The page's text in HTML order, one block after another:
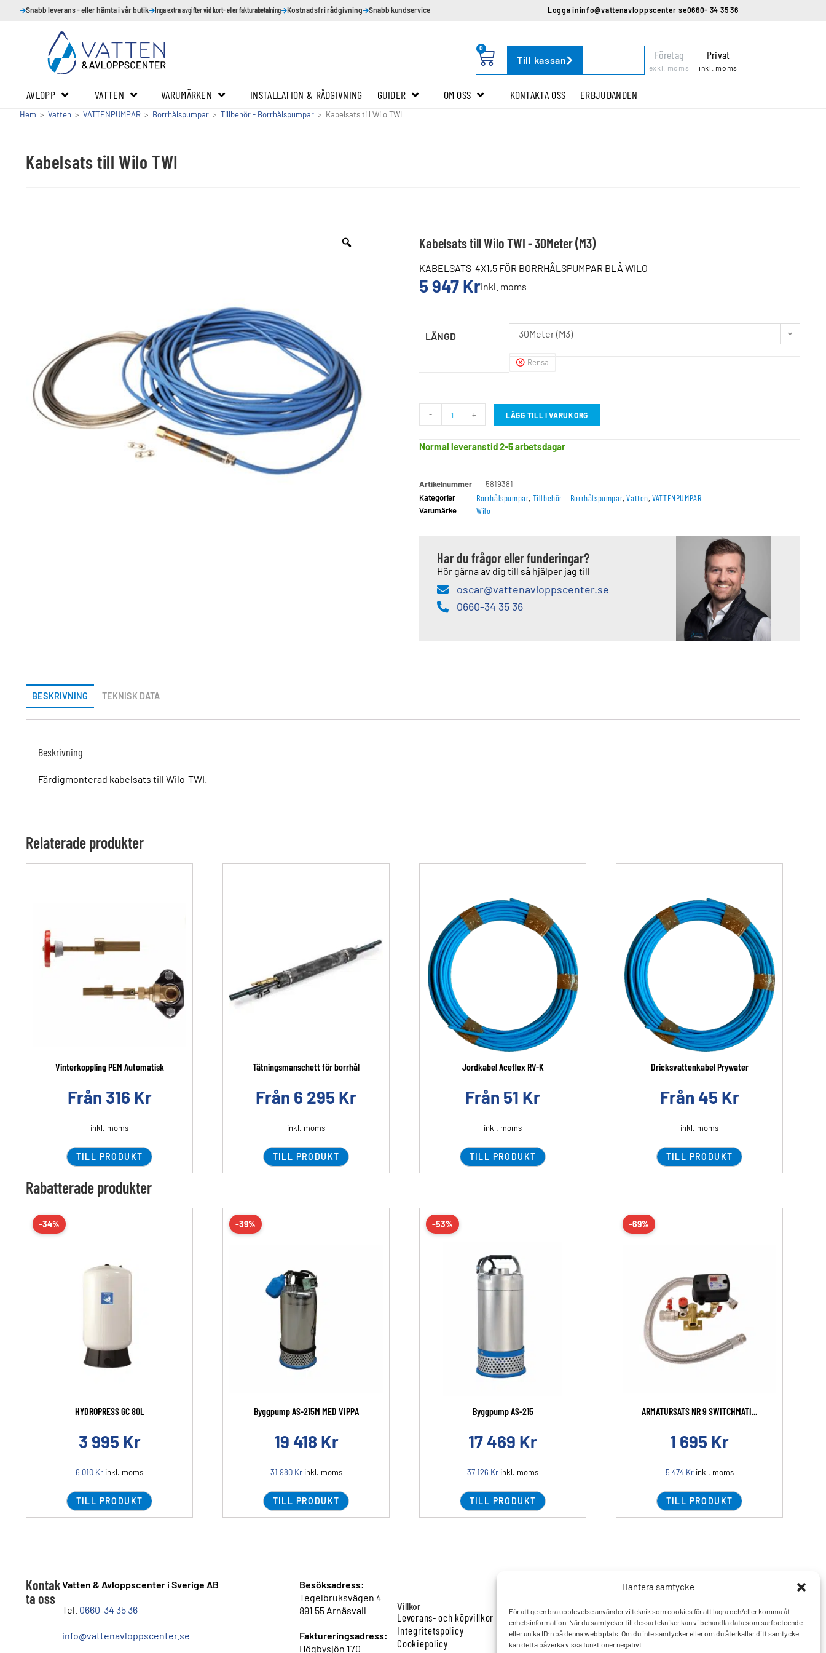
Hantera samtycke
För att ge en bra upplevelse använder vi teknik som cookies för att lagra och/eller komma åt
enhetsinformation. När du samtycker till dessa tekniker kan vi behandla data som surfbeteende
eller unika ID:n på denna webbplats. Om du inte samtycker eller om du återkallar ditt samtycke
kan detta påverka vissa funktioner negativt.
Snabb leverans - eller hämta i vår butik Inga extra avgifter vid kort- eller fakturabetalning Kostnadsfri rådgivning Snabb kundservice Logga ininfo@vattenavloppscenter.se0660- 34 35 36
0
Till kassan Företag
exkl. moms
Privat
inkl. moms
AVLOPP VATTEN VARUMÄRKEN INSTALLATION & RÅDGIVNING GUIDER OM OSS KONTAKTA OSS ERBJUDANDEN
Hem > Vatten > VATTENPUMPAR > Borrhålspumpar > Tillbehör - Borrhålspumpar > Kabelsats till Wilo TWI
Kabelsats till Wilo TWI
Kabelsats till Wilo TWI - 30Meter (M3)
KABELSATS 4X1,5 FÖR BORRHÅLSPUMPAR BLÅ WILO
5 947 Krinkl. moms
LÄNGD 30Meter (M3)
Rensa
- + LÄGG TILL I VARUKORG
Normal leveranstid 2-5 arbetsdagar
Artikelnummer
5819381
Kategorier
Borrhålspumpar, Tillbehör – Borrhålspumpar,Vatten,VATTENPUMPAR
Varumärke Wilo
Har du frågor eller funderingar?
Hör gärna av dig till så hjälper jag till
oscar@vattenavloppscenter.se
0660-34 35 36
BESKRIVNING TEKNISK DATA
Beskrivning
Färdigmonterad kabelsats till Wilo-TWI.
Relaterade produkter
Vinterkoppling PEM Automatisk
Från 316 Kr
inkl. moms
TILL PRODUKT
Tätningsmanschett för borrhål
Från 6 295 Kr
inkl. moms
TILL PRODUKT
Jordkabel Aceflex RV-K
Från 51 Kr
inkl. moms
TILL PRODUKT
Dricksvattenkabel Prywater
Från 45 Kr
inkl. moms
TILL PRODUKT
Rabatterade produkter
-34%
HYDROPRESS GC 80L
3 995 Kr
6 010Kr inkl. moms
TILL PRODUKT
-39%
Byggpump AS-215M MED VIPPA
19 418 Kr
31 980Krinkl. moms
TILL PRODUKT
-53%
Byggpump AS-215
17 469 Kr
37 126Kr inkl. moms
TILL PRODUKT
-69%
ARMATURSATS NR 9 SWITCHMATI...
1 695 Kr
5 474Krinkl. moms
TILL PRODUKT
Kontak
ta oss
Vatten & Avloppscenter i Sverige AB
Tel. 0660-34 35 36
info@vattenavloppscenter.se
Besöksadress:
Tegelbruksvägen 4
891 55 Arnäsvall
Faktureringsadress:
Högbysjön 170
Villkor
Leverans- och köpvillkor
Integritetspolicy
Cookiepolicy
Produkter
Varumärken
Mitt konto
Resurser
Vanliga frågor och svar
Kontakta oss
Hitta till oss